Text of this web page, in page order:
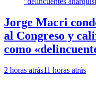
Jorge Macri
al Congreso y
como
2 horas atrás11 horas atrás